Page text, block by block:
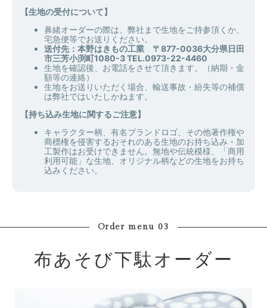
【生地の受付について】
鼻緒オーダーの際は、弊社まで生地をご持参頂くか、
宅急便等でお送りください。
送付先：本野はきもの工業 〒877-0036大分県日田
市三芳小渕町1080-3 TEL.0973-22-4460
生地を確認後、お電話をさせて頂きます。（納期・金
額等の連絡）
生地をお送りいただく場合、輸送事故・紛失等の補償
は弊社ではいたしかねます。
【持ち込み生地に関するご注意】
キャラクター柄、有名ブランドロゴ、その他著作権や
商標権を侵害するおそれのある生地のお持ち込み・加
工製作はお受けできません。無地や伝統模様、「商用
利用可能」な生地、オリジナル柄などの生地をお持ち
込みください。
Order menu 03
布あそび下駄オーダー